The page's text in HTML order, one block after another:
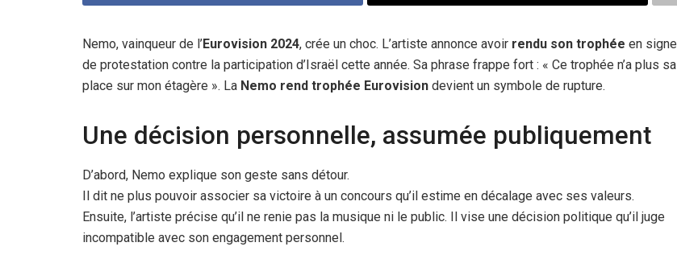
Nemo, vainqueur de l’Eurovision 2024, crée un choc. L’artiste annonce avoir rendu son trophée en signe
de protestation contre la participation d’Israël cette année. Sa phrase frappe fort : « Ce trophée n’a plus sa
place sur mon étagère ». La Nemo rend trophée Eurovision devient un symbole de rupture.
Une décision personnelle, assumée publiquement
D’abord, Nemo explique son geste sans détour.
Il dit ne plus pouvoir associer sa victoire à un concours qu’il estime en décalage avec ses valeurs.
Ensuite, l’artiste précise qu’il ne renie pas la musique ni le public. Il vise une décision politique qu’il juge
incompatible avec son engagement personnel.